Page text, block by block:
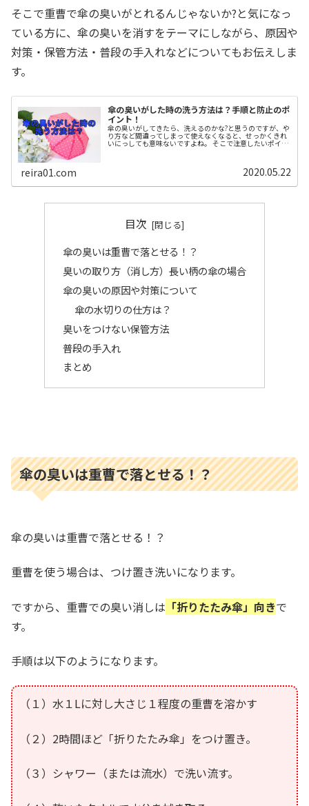
そこで重曹で傘の臭いがとれるんじゃないか?と気になっ
ている方に、傘の臭いを消すをテーマにしながら、原因や
対策・保管方法・普段の手入れなどについてもお伝えしま
す。
傘の臭いがした時の洗う方法は？手順と防止のポ
イント！
傘の臭いがしてきたら、洗えるのかな?と思うのですが、や
り方など間違ってしまって使えなくなると、せっかくきれ
いにっしても意味ないですよね。 そこで注意したいポイン
reira01.com 2020.05.22
目次
傘の臭いは重曹で落とせる！？
臭いの取り方（消し方）長い柄の傘の場合
傘の臭いの原因や対策について
傘の水切りの仕方は？
臭いをつけない保管方法
普段の手入れ
まとめ
傘の臭いは重曹で落とせる！？
傘の臭いは重曹で落とせる！？
重曹を使う場合は、つけ置き洗いになります。
ですから、重曹での臭い消しは 「折りたたみ傘」向きで
す。
手順は以下のようになります。
（１）水１Lに対し大さじ１程度の重曹を溶かす
（２）2時間ほど「折りたたみ傘」をつけ置き。
（３）シャワー（または流水）で洗い流す。